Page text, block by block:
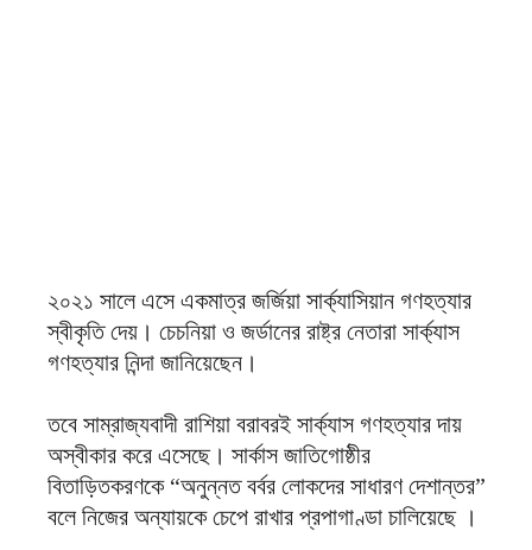
২০২১ সালে এসে একমাত্র জর্জিয়া সার্ক্যাসিয়ান গণহত্যার
স্বীকৃতি দেয়। চেচনিয়া ও জর্ডানের রাষ্ট্র নেতারা সার্ক্যাস
গণহত্যার নিন্দা জানিয়েছেন।
তবে সাম্রাজ্যবাদী রাশিয়া বরাবরই সার্ক্যাস গণহত্যার দায়
অস্বীকার করে এসেছে। সার্কাস জাতিগোষ্ঠীর
বিতাড়িতকরণকে “অনুন্নত বর্বর লোকদের সাধারণ দেশান্তর”
বলে নিজের অন্যায়কে চেপে রাখার প্রপাগাণ্ডা চালিয়েছে ।